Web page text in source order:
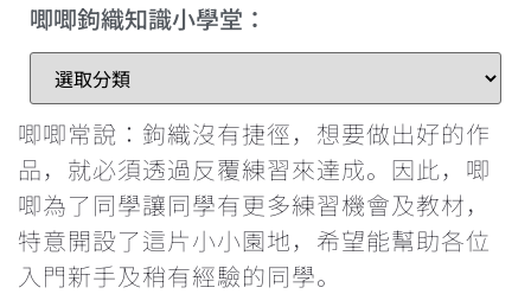
鉤針要怎麼選？不同材質有甚麼分別？
每次繞線過圈時都卡關，怎麼辦？
鉤織玩偶一定要學會隱形減針的做法
唧唧鉤織知識小學堂：
唧唧常說：鉤織沒有捷徑，想要做出好的作
品，就必須透過反覆練習來達成。因此，唧
唧為了同學讓同學有更多練習機會及教材，
特意開設了這片小小園地，希望能幫助各位
入門新手及稍有經驗的同學。